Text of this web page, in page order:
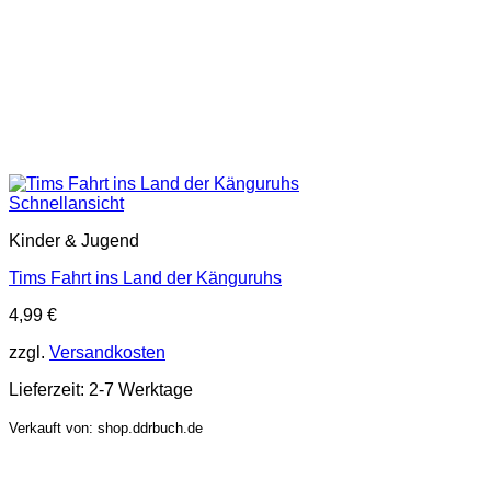
Schnellansicht
Kinder & Jugend
Tims Fahrt ins Land der Känguruhs
4,99 €
zzgl. Versandkosten
Lieferzeit: 2-7 Werktage
Verkauft von: shop.ddrbuch.de